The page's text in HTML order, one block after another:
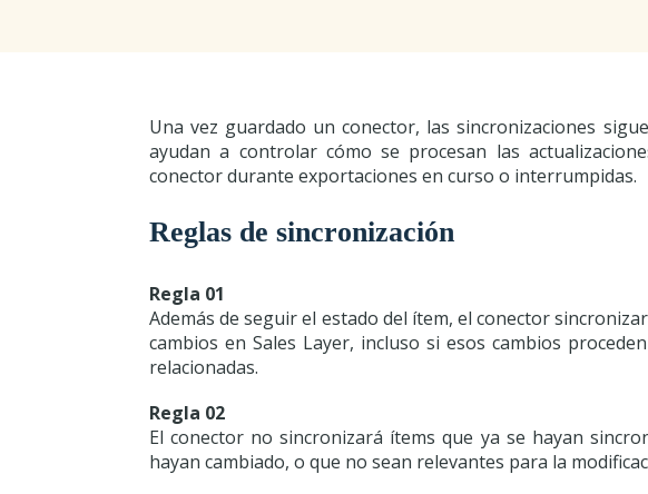
Una vez guardado un conector, las sincronizaciones
ayudan a controlar cómo se procesan las
conector durante exportaciones en curso o interrumpidas.
Reglas de sincronización
Regla 01
Además de seguir el estado del ítem, el conector
cambios en Sales Layer, incluso si esos cambios
relacionadas.
Regla 02
El conector no sincronizará ítems que ya se hayan
hayan cambiado, o que no sean relevantes para la